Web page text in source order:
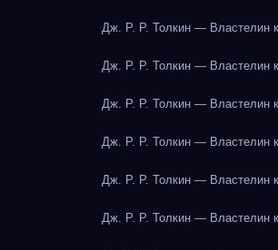
Дж. Р. Р. Толкин — Властелин
Дж. Р. Р. Толкин — Властелин
Дж. Р. Р. Толкин — Властелин
Дж. Р. Р. Толкин — Властелин
Дж. Р. Р. Толкин — Властелин
Дж. Р. Р. Толкин — Властелин